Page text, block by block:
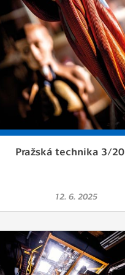
Pražská technika 3/
12. 6. 2025